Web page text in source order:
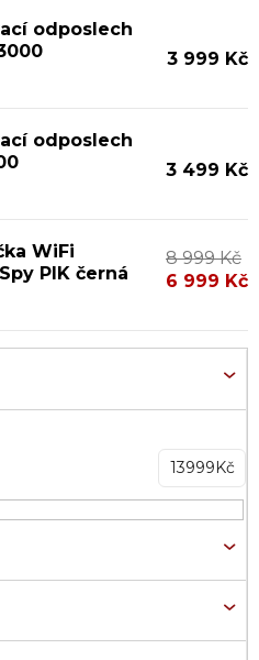
odposlech
3 999 Kč
odposlech
3 499 Kč
WiFi
PIK černá
8 999 Kč
6 999 Kč
13999Kč